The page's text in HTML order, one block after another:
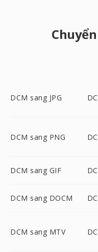
DCM sang JPG
DCM sang PNG
DCM sang GIF
DCM sang DOCM
DCM sang MTV